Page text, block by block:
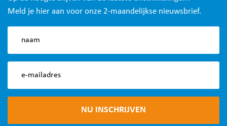
Meld je hier aan voor onze 2-maandelijkse nieuwsbrief.